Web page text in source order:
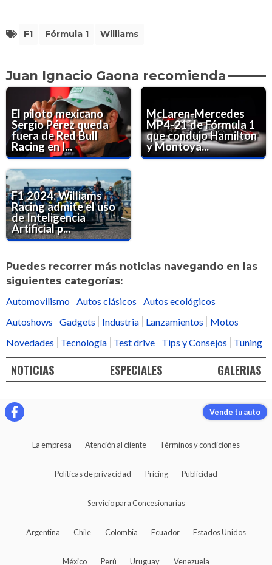
F1 Fórmula 1 Williams
Juan Ignacio Gaona recomienda
El piloto mexicano
Sergio Pérez queda
fuera de Red Bull
Racing en l...
McLaren-Mercedes
MP4-21 de Fórmula 1
que condujo Hamilton
y Montoya...
F1 2024: Williams
Racing admite el uso
de Inteligencia
Artificial p...
Puedes recorrer más noticias navegando en las
siguientes categorías:
Automovilismo Autos clásicos
Autos ecológicos
Autoshows
Gadgets Industria Lanzamientos
Motos
Novedades
Tecnología Test drive Tips y Consejos Tuning
NOTICIAS ESPECIALES GALERIAS
Vende tu auto
La empresa Atención al cliente Términos y condiciones
Políticas de privacidad Pricing Publicidad
Servicio para Concesionarias
Argentina Chile Colombia Ecuador Estados Unidos
México Perú Uruguay Venezuela